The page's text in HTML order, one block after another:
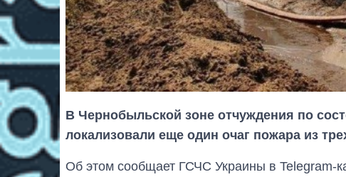
В Чернобыльской зоне отчуждения по
локализовали еще один очаг пожара из
Об этом сообщает ГСЧС Украины в Telegram-